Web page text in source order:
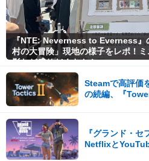
『NTE: Neverness to Everness』
村の大冒険」現地の様子をレポ！
影など盛りだくさん！
Steamで高評価
の続編、『
『グランド・
Netflixと